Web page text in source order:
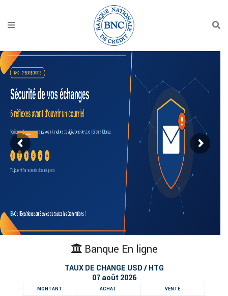
Lire plus...
Banque En ligne
TAUX DE CHANGE USD / HTG
07 août 2026
MONTANT ACHAT
VENTE